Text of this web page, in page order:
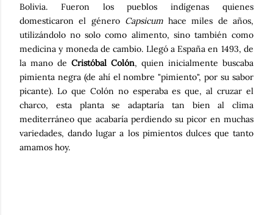
Bolivia. Fueron los pueblos indígenas quienes
domesticaron el género Capsicumhace miles de años,
utilizándolo no solo como alimento, sino también como
medicina y moneda de cambio. Llegó a España en 1493, de
la mano de Cristóbal Colón, quien inicialmente buscaba
pimienta negra (de ahí el nombre "pimiento", por su sabor
picante). Lo que Colón no esperaba es que, al cruzar el
charco, esta planta se adaptaría tan bien al clima
mediterráneo que acabaría perdiendo su picor en muchas
variedades, dando lugar a los pimientos dulces que tanto
amamos hoy.